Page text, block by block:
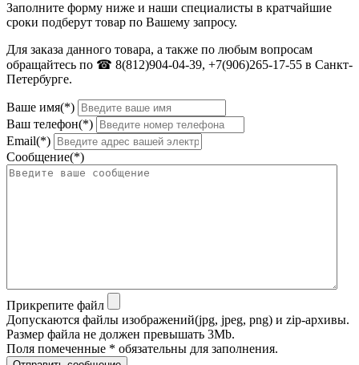
Заполните форму ниже и наши специалисты в кратчайшие
сроки подберут товар по Вашему запросу.
Для заказа данного товара, а также по любым вопросам
обращайтесь по ☎ 8(812)904-04-39, +7(906)265-17-55 в Санкт-
Петербурге.
Ваше имя(*)
Ваш телефон(*)
Email(*)
Сообщение(*)
Прикрепите файл
Допускаются файлы изображений(jpg, jpeg, png) и zip-архивы.
Размер файла не должен превышать 3Mb.
Поля помеченные * обязательны для заполнения.